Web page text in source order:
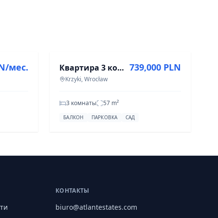
мес. Квартира 3 комнаты, 57 м² в Кжики, Вроцлав
Krzyki, Wrocław
739,000 PLN
3 комнаты 57 m²
БАЛКОН ПАРКОВКА САД
КОНТАКТЫ
biuro@atlantestates.com